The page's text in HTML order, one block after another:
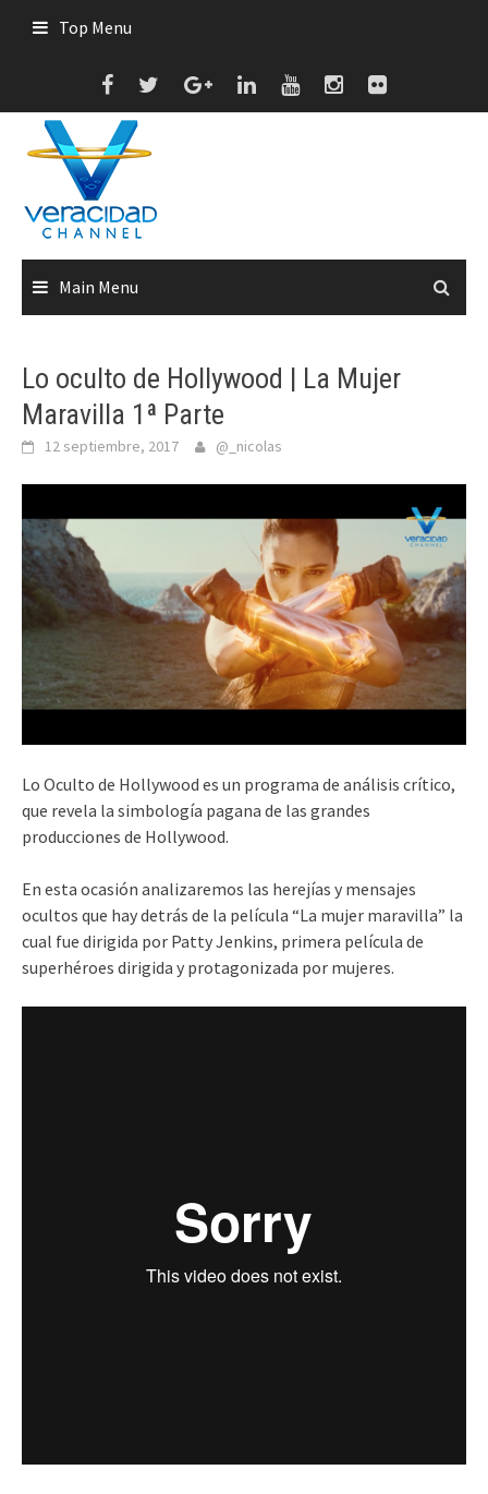
Top Menu
Main Menu
Lo oculto de Hollywood | La Mujer
Maravilla 1ª Parte
12 septiembre, 2017 @_nicolas
Lo Oculto de Hollywood es un programa de análisis crítico,
que revela la simbología pagana de las grandes
producciones de Hollywood.
En esta ocasión analizaremos las herejías y mensajes
ocultos que hay detrás de la película “La mujer maravilla” la
cual fue dirigida por Patty Jenkins, primera película de
superhéroes dirigida y protagonizada por mujeres.